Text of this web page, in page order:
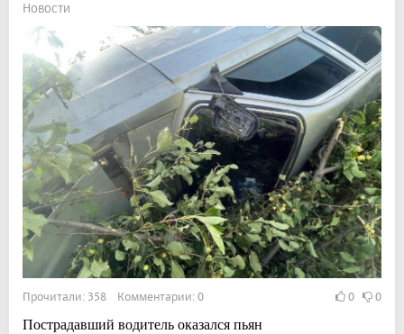
Новости
Прочитали: 358 Комментарии: 0 0 0
Пострадавший водитель оказался пьян